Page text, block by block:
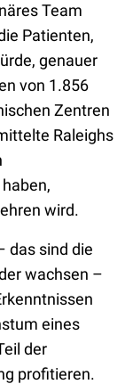
Team
Patienten,
genauer
von 1.856
Zentren
Raleighs
wird.
das sind die
wachsen –
eines
der
profitieren.